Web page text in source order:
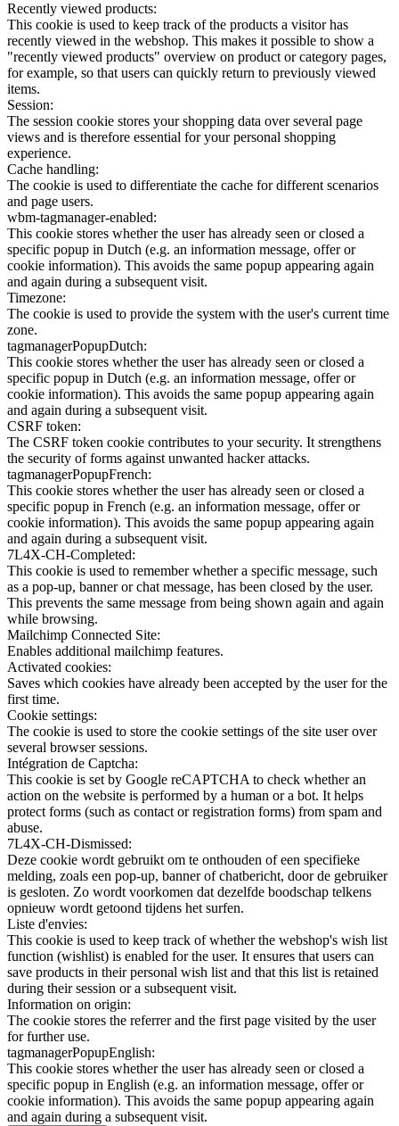
Recently viewed products:
This cookie is used to keep track of the products a visitor has
recently viewed in the webshop. This makes it possible to show a
"recently viewed products" overview on product or category pages,
for example, so that users can quickly return to previously viewed
items.
Session:
The session cookie stores your shopping data over several page
views and is therefore essential for your personal shopping
experience.
Cache handling:
The cookie is used to differentiate the cache for different scenarios
and page users.
wbm-tagmanager-enabled:
This cookie stores whether the user has already seen or closed a
specific popup in Dutch (e.g. an information message, offer or
cookie information). This avoids the same popup appearing again
and again during a subsequent visit.
Timezone:
The cookie is used to provide the system with the user's current time
zone.
tagmanagerPopupDutch:
This cookie stores whether the user has already seen or closed a
specific popup in Dutch (e.g. an information message, offer or
cookie information). This avoids the same popup appearing again
and again during a subsequent visit.
CSRF token:
The CSRF token cookie contributes to your security. It strengthens
the security of forms against unwanted hacker attacks.
tagmanagerPopupFrench:
This cookie stores whether the user has already seen or closed a
specific popup in French (e.g. an information message, offer or
cookie information). This avoids the same popup appearing again
and again during a subsequent visit.
7L4X-CH-Completed:
This cookie is used to remember whether a specific message, such
as a pop-up, banner or chat message, has been closed by the user.
This prevents the same message from being shown again and again
while browsing.
Mailchimp Connected Site:
Enables additional mailchimp features.
Activated cookies:
Saves which cookies have already been accepted by the user for the
first time.
Cookie settings:
The cookie is used to store the cookie settings of the site user over
several browser sessions.
Intégration de Captcha:
This cookie is set by Google reCAPTCHA to check whether an
action on the website is performed by a human or a bot. It helps
protect forms (such as contact or registration forms) from spam and
abuse.
7L4X-CH-Dismissed:
Deze cookie wordt gebruikt om te onthouden of een specifieke
melding, zoals een pop-up, banner of chatbericht, door de gebruiker
is gesloten. Zo wordt voorkomen dat dezelfde boodschap telkens
opnieuw wordt getoond tijdens het surfen.
Liste d'envies:
This cookie is used to keep track of whether the webshop's wish list
function (wishlist) is enabled for the user. It ensures that users can
save products in their personal wish list and that this list is retained
during their session or a subsequent visit.
Information on origin:
The cookie stores the referrer and the first page visited by the user
for further use.
tagmanagerPopupEnglish:
This cookie stores whether the user has already seen or closed a
specific popup in English (e.g. an information message, offer or
cookie information). This avoids the same popup appearing again
and again during a subsequent visit.